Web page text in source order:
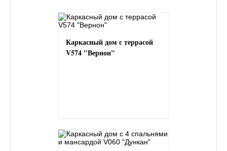
Каркасный дом с террасой
V574 "Вернон"